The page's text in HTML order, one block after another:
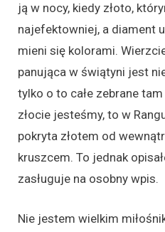
ją w nocy, kiedy złoto,
najefektowniej, a diament
mieni się kolorami.
panująca w świątyni jest
tylko o to całe zebrane
złocie jesteśmy, to w
pokryta złotem od
kruszcem. To jednak
zasługuje na osobny wpis.
Nie jestem wielkim